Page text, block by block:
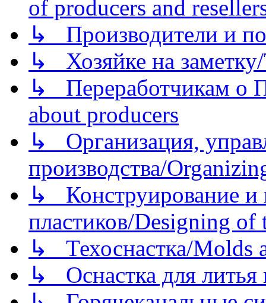
of producers and
↳ Производители и
↳ Хозяйке на
↳ Переработчикам о
about producers
↳ Организация,
производства/
↳ Конструирование и
пластиков/Designing of
↳ Техоснастка/Molds
↳ Оснастка для литья